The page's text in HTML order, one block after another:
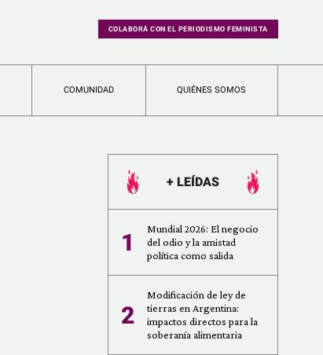
COLABORÁ CON EL PERIODISMO FEMINISTA
COMUNIDAD QUIÉNES SOMOS
+ LEÍDAS
1
Mundial 2026: El negocio
del odio y la amistad
política como salida
2
Modificación de ley de
tierras en Argentina:
impactos directos para la
soberanía alimentaria